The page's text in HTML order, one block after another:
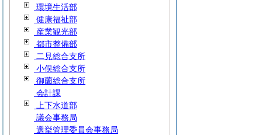
環境生活部
健康福祉部
産業観光部
都市整備部
二見総合支所
小俣総合支所
御薗総合支所
会計課
上下水道部
議会事務局
選挙管理委員会事務局